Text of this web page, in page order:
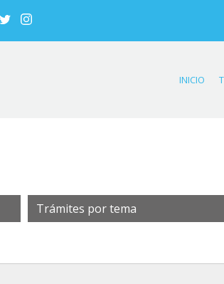
INICIO
Trámites por tema